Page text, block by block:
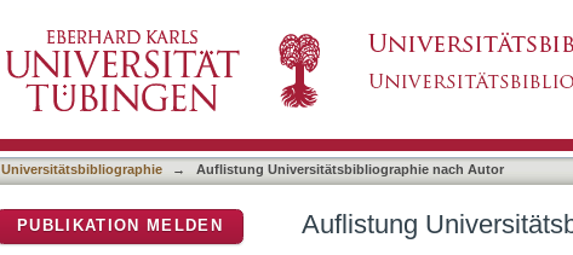
Universitätsbibliographie → Auflistung Universitätsbibliographie nach Autor
Auflistung
PUBLIKATION MELDEN